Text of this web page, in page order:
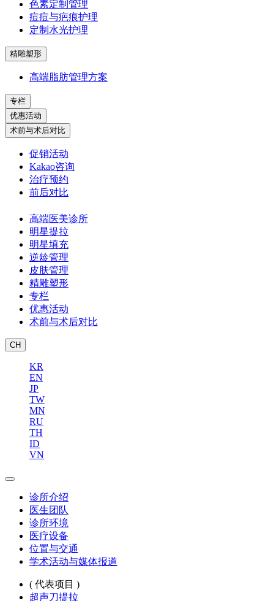
色素定制管理
痘痘与疤痕护理
定制水光护理
精雕塑形
高端脂肪管理方案
专栏
优惠活动
术前与术后对比
促销活动
Kakao咨询
治疗预约
前后对比
高端医美诊所
明星提拉
明星填充
逆龄管理
皮肤管理
精雕塑形
专栏
优惠活动
术前与术后对比
CH
KR
EN
JP
TW
MN
RU
TH
ID
VN
诊所介绍
医生团队
诊所环境
医疗设备
位置与交通
学术活动与媒体报道
( 代表项目 )
超声刀提拉